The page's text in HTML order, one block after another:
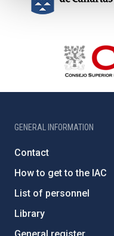
GENERAL INFORMATION
Contact
How to get to the IAC
List of personnel
Library
General register